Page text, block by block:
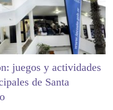
juegos y actividades
de Santa